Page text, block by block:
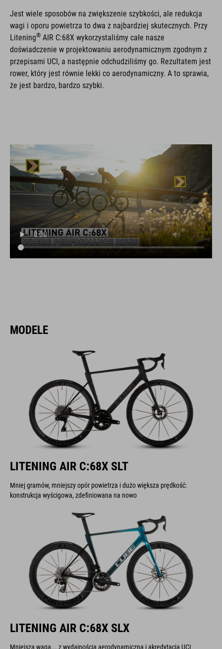
Jest wiele sposobów na zwiększenie szybkości, ale redukcja
wagi i oporu powietrza to dwa z najbardziej skutecznych. Przy
Litening® AIR C:68X wykorzystaliśmy całe nasze
doświadczenie w projektowaniu aerodynamicznym zgodnym z
przepisami UCI, a następnie odchudziliśmy go. Rezultatem jest
rower, który jest równie lekki co aerodynamiczny. A to sprawia,
że jest bardzo, bardzo szybki.
MODELE
LITENING AIR C:68X SLT
Mniej gramów, mniejszy opór powietrza i dużo większa prędkość:
konstrukcja wyścigowa, zdefiniowana na nowo
LITENING AIR C:68X SLX
Mniejsza waga... z wydajnością aerodynamiczną i akredytacją UCI